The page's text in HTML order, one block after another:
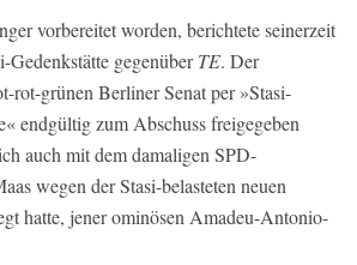
vorbereitet worden, berichtete seinerzeit
gegenüberTE. Der
rot-grünen Berliner Senat per »Stasi-
endgültig zum Abschuss freigegeben
auch mit dem damaligen SPD-
wegen der Stasi-belasteten neuen
hatte, jener ominösen Amadeu-Antonio-